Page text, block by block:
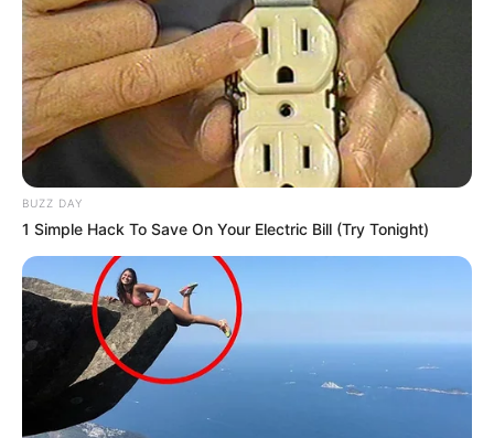
BUZZ DAY
1 Simple Hack To Save On Your Electric Bill (Try Tonight)